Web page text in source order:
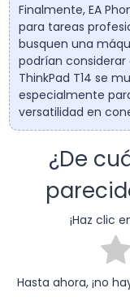
Finalmente, EA
para tareas
busquen una
podrían considerar
ThinkPad T14 se
especialmente
versatilidad en
¿De
¡Haz clic
Hasta ahora, ¡no